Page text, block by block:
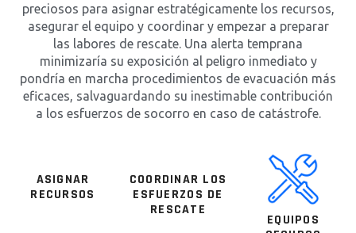
preciosos para asignar estratégicamente los recursos,
asegurar el equipo y coordinar y empezar a preparar
las labores de rescate. Una alerta temprana
minimizaría su exposición al peligro inmediato y
pondría en marcha procedimientos de evacuación más
eficaces, salvaguardando su inestimable contribución
a los esfuerzos de socorro en caso de catástrofe.
ASIGNAR
RECURSOS
COORDINAR LOS
ESFUERZOS DE
RESCATE
EQUIPOS